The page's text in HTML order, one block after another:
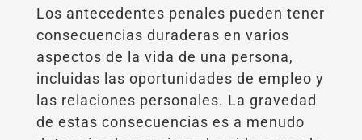
Los antecedentes penales pueden tener
consecuencias duraderas en varios
aspectos de la vida de una persona,
incluidas las oportunidades de empleo y
las relaciones personales. La gravedad
de estas consecuencias es a menudo